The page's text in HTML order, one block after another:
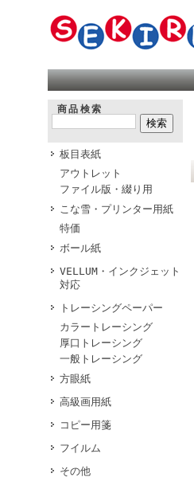
商品検索
板目表紙
アウトレット
ファイル版・綴り用
こな雪・プリンター用紙
特価
ボール紙
VELLUM・インクジェット
対応
トレーシングペーパー
カラートレーシング
厚口トレーシング
一般トレーシング
方眼紙
高級画用紙
コピー用箋
フイルム
その他